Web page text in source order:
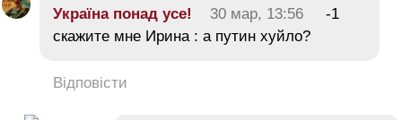
Україна понад усe! 30 мар, 13:56
-1
скажите мне Ирина : а путин xуйлo?
Відповісти